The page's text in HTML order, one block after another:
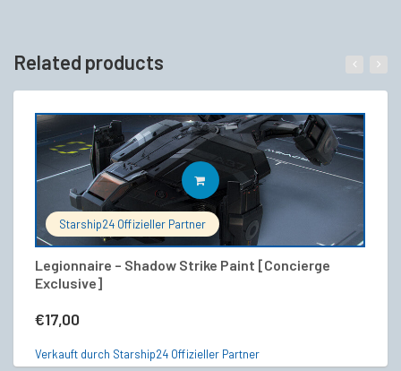
Related products
Starship24 Offizieller Partner
Legionnaire – Shadow Strike Paint [Concierge
Exclusive]
€17,00
IN DEN WARENKORB
Verkauft durch Starship24 Offizieller Partner